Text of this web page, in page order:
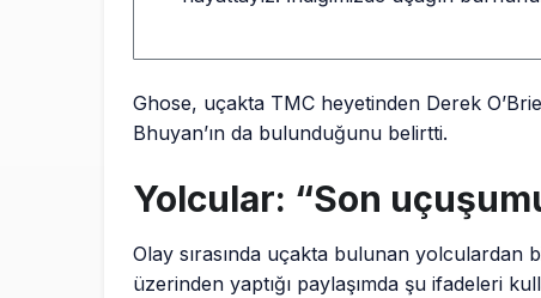
Ghose, uçakta TMC heyetinden Derek
Bhuyan’ın da bulunduğunu belirtti.
Yolcular: “Son
Olay sırasında uçakta bulunan yolculardan
üzerinden yaptığı paylaşımda şu ifadeleri